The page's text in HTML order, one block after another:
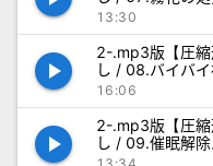
るようにする修
13:30
play_arrow
2-.mp3版【圧縮
し / 08.バイバ
ッチ_NoSE.mp3
16:06
play_arrow
2-.mp3版【圧縮
し / 09.催眠解
実践修行